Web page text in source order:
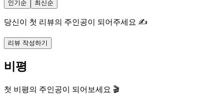
인기순 최신순
당신이 첫 리뷰의 주인공이 되어주세요 ✍️
리뷰 작성하기
비평
첫 비평의 주인공이 되어보세요 🎬